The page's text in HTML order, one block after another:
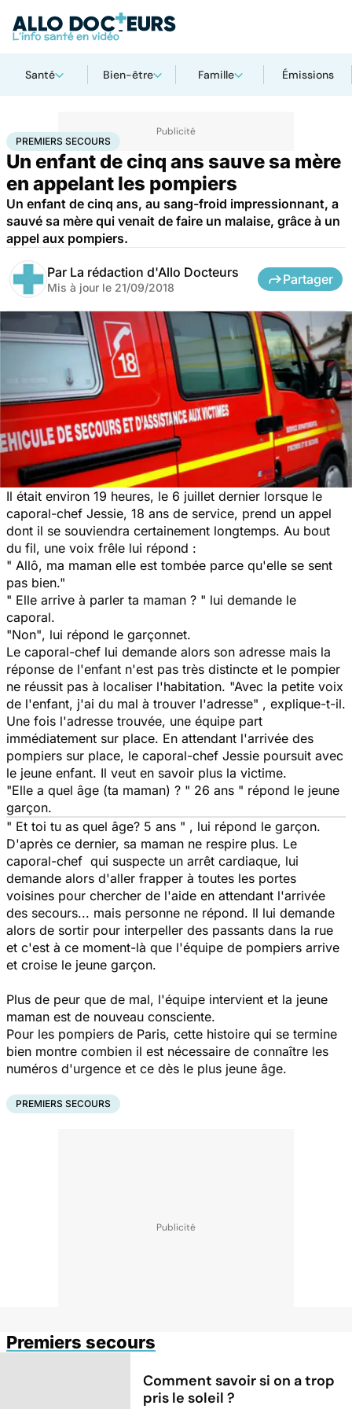
Santé Bien-être Famille Émissions
AccueilSantéPremiers secours
PREMIERS SECOURS
Un enfant de cinq ans sauve sa mère
en appelant les pompiers
Un enfant de cinq ans, au sang-froid impressionnant, a
sauvé sa mère qui venait de faire un malaise, grâce à un
appel aux pompiers.
Par La rédaction d'Allo Docteurs
Mis à jour le 21/09/2018
Partager
Il était environ 19 heures, le 6 juillet dernier lorsque le
caporal-chef Jessie, 18 ans de service, prend un appel
dont il se souviendra certainement longtemps. Au bout
du fil, une voix frêle lui répond :
" Allô, ma maman elle est tombée parce qu'elle se sent
pas bien."
" Elle arrive à parler ta maman ? " lui demande le
caporal.
"Non", lui répond le garçonnet.
Le caporal-chef lui demande alors son adresse mais la
réponse de l'enfant n'est pas très distincte et le pompier
ne réussit pas à localiser l'habitation. "Avec la petite voix
de l'enfant, j'ai du mal à trouver l'adresse" , explique-t-il.
Une fois l'adresse trouvée, une équipe part
immédiatement sur place. En attendant l'arrivée des
pompiers sur place, le caporal-chef Jessie poursuit avec
le jeune enfant. Il veut en savoir plus la victime.
"Elle a quel âge (ta maman) ? " 26 ans " répond le jeune
garçon.
" Et toi tu as quel âge? 5 ans " , lui répond le garçon.
D'après ce dernier, sa maman ne respire plus. Le
caporal-chef qui suspecte un arrêt cardiaque, lui
demande alors d'aller frapper à toutes les portes
voisines pour chercher de l'aide en attendant l'arrivée
des secours... mais personne ne répond. Il lui demande
alors de sortir pour interpeller des passants dans la rue
et c'est à ce moment-là que l'équipe de pompiers arrive
et croise le jeune garçon.
Plus de peur que de mal, l'équipe intervient et la jeune
maman est de nouveau consciente.
Pour les pompiers de Paris, cette histoire qui se termine
bien montre combien il est nécessaire de connaître les
numéros d'urgence et ce dès le plus jeune âge.
PREMIERS SECOURS
Premiers secours
Comment savoir si on a trop
pris le soleil ?